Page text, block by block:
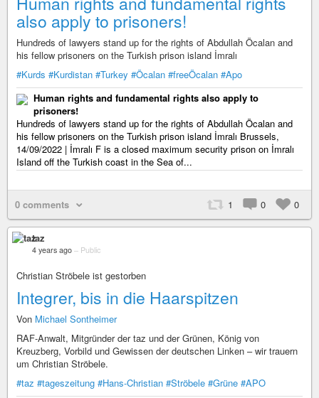
also apply to prisoners!
Hundreds of lawyers stand up for the rights of Abdullah Öcalan and
his fellow prisoners on the Turkish prison island İmralı
#Kurds #Kurdistan #Turkey #Öcalan #freeÖcalan #Apo
Human rights and fundamental rights also apply to
prisoners!
Hundreds of lawyers stand up for the rights of Abdullah Öcalan and
his fellow prisoners on the Turkish prison island İmralı Brussels,
14/09/2022 | İmralı F is a closed maximum security prison on İmralı
Island off the Turkish coast in the Sea of...
0 comments 1 0 0
taz
4 years ago – Public
Christian Ströbele ist gestorben
Integrer, bis in die Haarspitzen
Von Michael Sontheimer
RAF-Anwalt, Mitgründer der taz und der Grünen, König von
Kreuzberg, Vorbild und Gewissen der deutschen Linken – wir trauern
um Christian Ströbele.
#taz #tageszeitung #Hans-Christian #Ströbele #Grüne #APO